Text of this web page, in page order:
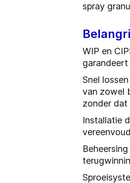
spray
WIP en
Snel
van zowel
zonder
Installatie